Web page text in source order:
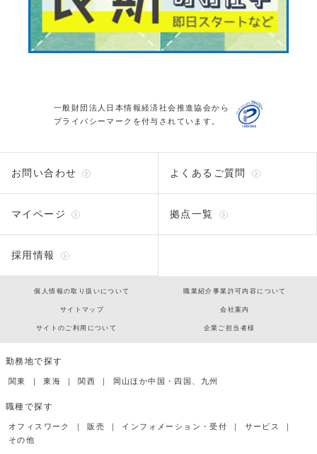
一般財団法人日本情報経済社会推進協会から
プライバシーマークを付与されています。
お問い合わせ よくあるご質問
マイページ 拠点一覧
採用情報
個人情報の取り扱いについて
サイトマップ
サイトのご利用について
職業紹介事業許可内容について
会社案内
企業ご担当者様
勤務地で探す
関東 東海 関西 岡山ほか中国・四国、九州
職種で探す
オフィスワーク 販売 インフォメーション・受付
サービス
その他